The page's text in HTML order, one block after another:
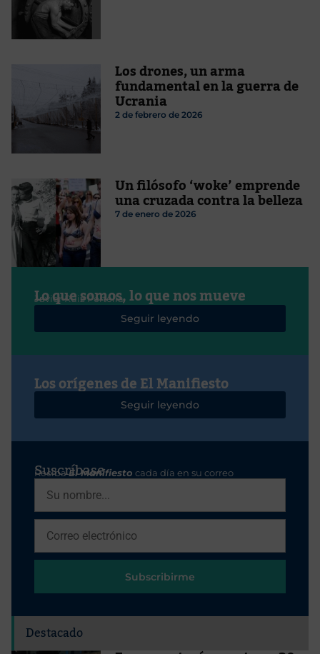
Los drones, un arma
fundamental en la guerra de
Ucrania
2 de febrero de 2026
Un filósofo ‘woke’ emprende
una cruzada contra la belleza
7 de enero de 2026
Lo que somos, lo que nos mueve
Javier Ruiz Portella
Seguir leyendo
Los orígenes de El Manifiesto
Seguir leyendo
Suscríbase
RecibaEl Manifiesto cada día en su correo
Subscribirme
Destacado